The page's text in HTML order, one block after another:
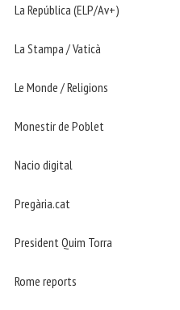
La República (ELP/Av+)
La Stampa / Vaticà
Le Monde / Religions
Monestir de Poblet
Nacio digital
Pregària.cat
President Quim Torra
Rome reports